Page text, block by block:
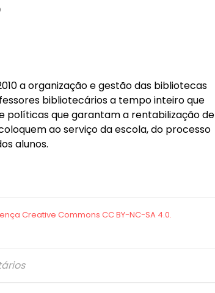
a organização e gestão das bibliotecas
bibliotecários a tempo inteiro que
políticas que garantam a rentabilização de
ao serviço da escola, do processo
alunos.